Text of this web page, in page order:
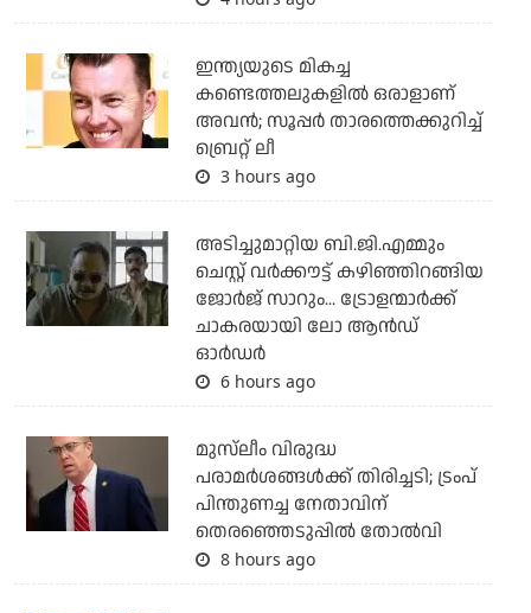
ഇന്ത്യയുടെ മികച്ച
കണ്ടെത്തലുകളില്‍ ഒരാളാണ്
അവന്‍; സൂപ്പര്‍ താരത്തെക്കുറിച്ച്
ബ്രെറ്റ് ലീ
3 hours ago
അടിച്ചുമാറ്റിയ ബി.ജി.എമ്മും
ചെസ്റ്റ് വര്‍ക്കൗട്ട് കഴിഞ്ഞിറങ്ങിയ
ജോര്‍ജ് സാറും... ട്രോളന്മാര്‍ക്ക്
ചാകരയായി ലോ ആന്‍ഡ്
ഓര്‍ഡര്‍
6 hours ago
മുസ്‌ലീം വിരുദ്ധ
പരാമര്‍ശങ്ങള്‍ക്ക് തിരിച്ചടി; ട്രംപ്
പിന്തുണച്ച നേതാവിന്
തെരഞ്ഞെടുപ്പില്‍ തോല്‍വി
8 hours ago